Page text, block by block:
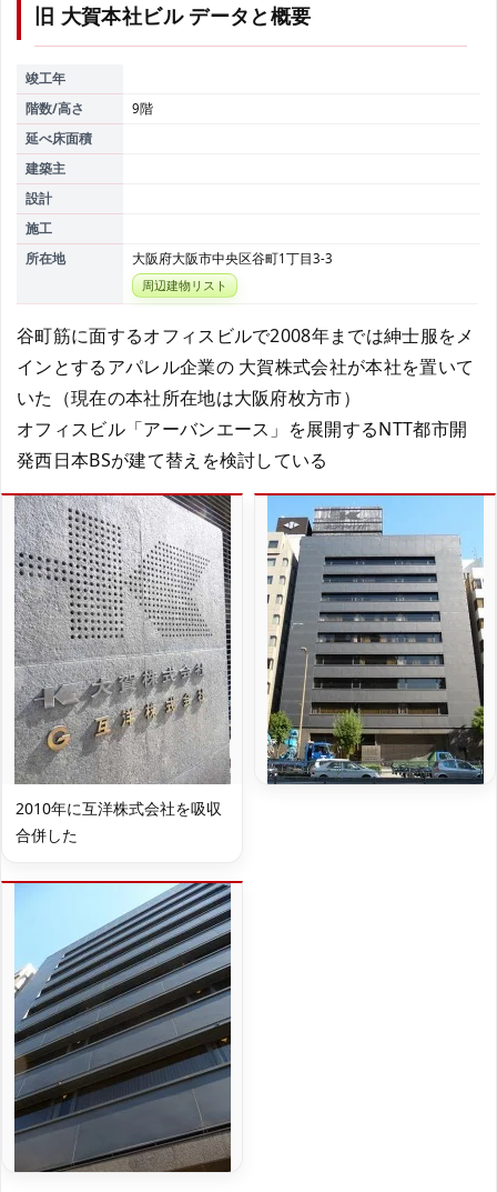
旧 大賀本社ビルデータと概要
竣工年
階数/高さ
9階
延べ床面積
建築主
設計
施工
所在地
大阪府大阪市中央区谷町1丁目3-3
周辺建物リスト
谷町筋に面するオフィスビルで2008年までは紳士服をメ
インとするアパレル企業の 大賀株式会社が本社を置いて
いた（現在の本社所在地は大阪府枚方市）
オフィスビル「アーバンエース」を展開するNTT都市開
発西日本BSが建て替えを検討している
2010年に互洋株式会社を吸収
合併した